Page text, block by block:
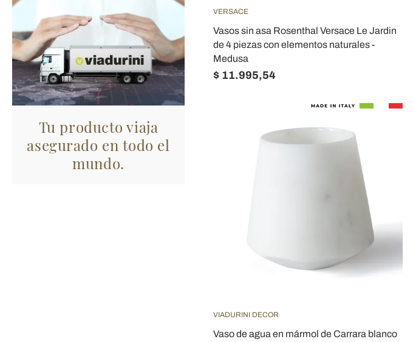
Tu producto viaja
asegurado en todo el
mundo.
VERSACE
Vasos sin asa Rosenthal Versace Le Jardin
de 4 piezas con elementos naturales -
Medusa
$ 11.995,54
VIADURINI DECOR
Vaso de agua en mármol de Carrara blanco